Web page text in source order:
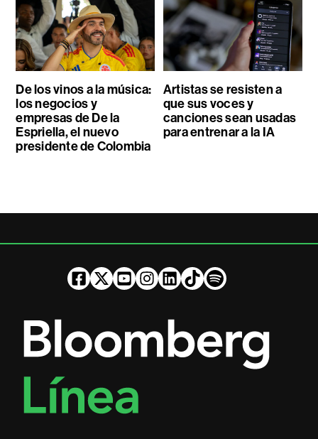
De los vinos a la música:
los negocios y
empresas de De la
Espriella, el nuevo
presidente de Colombia
Artistas se resisten a
que sus voces y
canciones sean usadas
para entrenar a la IA